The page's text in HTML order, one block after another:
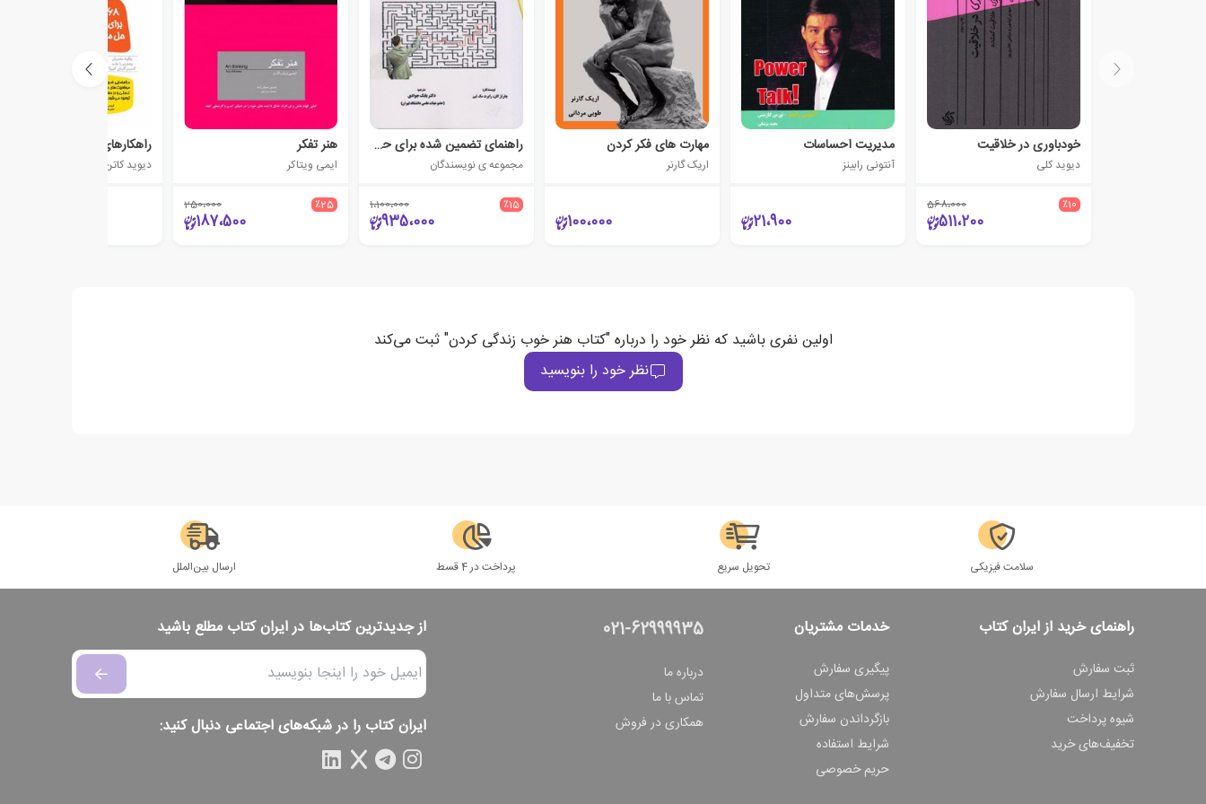
خودباوری در خلاقیت
دیوید کلی
٪10 568،000
511،200
مدیریت احساسات
آنتونی رابینز
21،900
مهارت های فکر کردن
اریک گارنر
100،000
راهنمای تضمین شده برای حل مسأله
مجموعه ی نویسندگان
٪15 1،100،000
935،000
هنر تفکر
ایمی ویتاکر
٪25 250،000
187،500
راهکارهای هوشمندانه
دیوید کاتن
اولین نفری باشید که نظر خود را درباره "کتاب هنر خوب زندگی کردن" ثبت می‌کند
نظر خود را بنویسید
سلامت فیزیکی تحویل سریع پرداخت در 4 قسط ارسال بین‌الملل
راهنمای خرید از ایران کتاب
ثبت سفارش
شرایط ارسال سفارش
شیوه پرداخت
تخفیف‌های خرید
خدمات مشتریان
پیگیری سفارش
پرسش‌های متداول
بازگرداندن سفارش
شرایط استفاده
حریم خصوصی
021-62999935
درباره ما
تماس با ما
همکاری در فروش
از جدیدترین کتاب‌ها در ایران کتاب مطلع باشید
ایران کتاب را در شبکه‌های اجتماعی دنبال کنید: